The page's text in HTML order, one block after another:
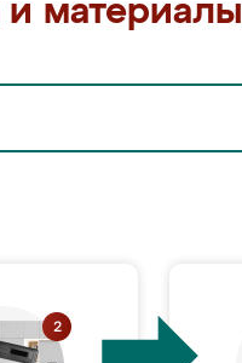
материалы